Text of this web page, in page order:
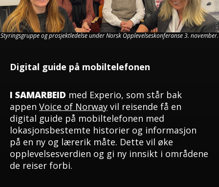
Styringsgruppe og prosjektledelse under Norsk Opplevelseskonferanse 3. november.
Digital guide på mobiltelefonen
I SAMARBEID med Experio, som står bak
appen Voice of Norway vil reisende få en
digital guide på mobiltelefonen med
lokasjonsbestemte historier og informasjon
på en ny og lærerik måte. Dette vil øke
opplevelsesverdien og gi ny innsikt i områdene
de reiser forbi.